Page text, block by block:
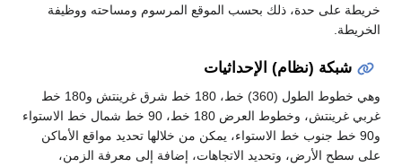
على حدة، ذلك بحسب الموقع المرسوم ومساحته ووظيفة
شبكة (نظام) الإحداثيات
وهي خطوط الطول (360) خط، 180 خط شرق غرينتش و180 خط
غربي غرينتش، وخطوط العرض 180 خط، 90 خط شمال خط الاستواء
و90 خط جنوب خط الاستواء، يمكن من خلالها تحديد مواقع الأماكن
سطح الأرض، وتحديد الاتجاهات، إضافة إلى معرفة الزمن،